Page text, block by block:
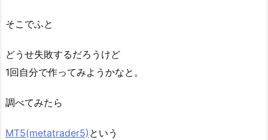
そこでふと
どうせ失敗するだろうけど
1回自分で作ってみようかなと。
調べてみたら
MT5(metatrader5) という